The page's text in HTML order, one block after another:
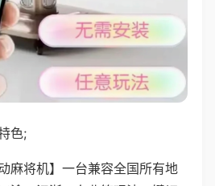
色;
麻将机】一台兼容全国所有地